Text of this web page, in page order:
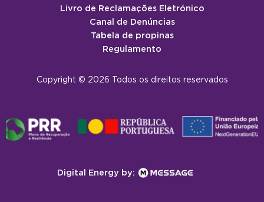
Livro de Reclamações Eletrónico
Canal de Denúncias
Tabela de propinas
Regulamento
Copyright © 2026 Todos os direitos reservados
Digital Energy by: